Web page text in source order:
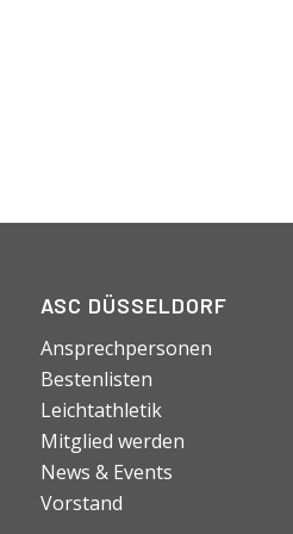
ASC DÜSSELDORF
Ansprechpersonen
Bestenlisten
Leichtathletik
Mitglied werden
News & Events
Vorstand